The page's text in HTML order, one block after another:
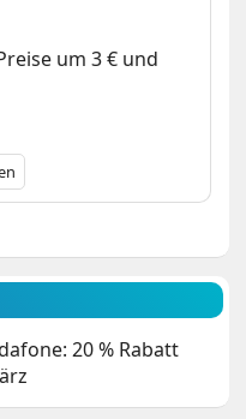
um 3 € und
20 % Rabatt